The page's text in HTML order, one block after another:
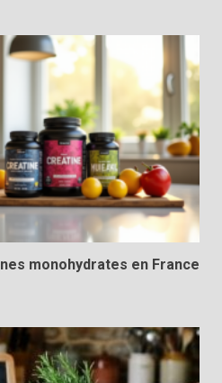
monohydrates en France